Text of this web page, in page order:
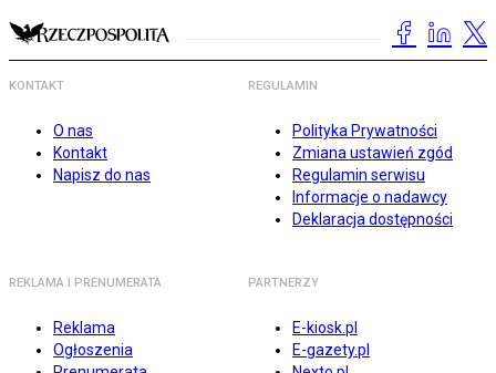
KONTAKT
O nas
Kontakt
Napisz do nas
REGULAMIN
Polityka Prywatności
Zmiana ustawień zgód
Regulamin serwisu
Informacje o nadawcy
Deklaracja dostępności
REKLAMA I PRENUMERATA
Reklama
Ogłoszenia
PARTNERZY
E-kiosk.pl
E-gazety.pl